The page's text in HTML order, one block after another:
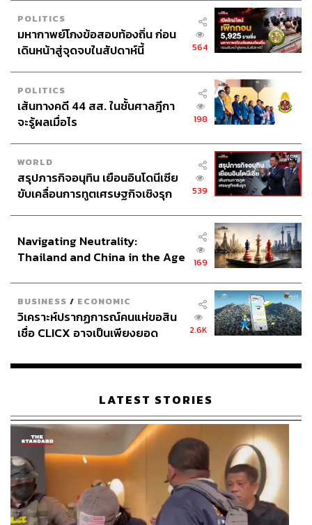
ด้วยเหตุนี้ ทักษะในศตวรรษที่ 21 จึงพูดถึงทักษะ ​4 ด้าน ได้แก่
Life Skill:ทักษะ​การใช้ชีวิต​ หรือศิลปะการใช้ชีวิต​ (art
of living)
Learning Skill:ทักษะการเรียนรู้ปรับตัว​
Innovation and Creation Skill:
ทักษาการสร้าง​
Job Skill: ทักษะการทำงาน​​เลี้ยงตัวเองได้​
ทำไมทักษะ 4 ด้านนี้ถึงสำคัญ พูดอย่างรวบรัดคือ…
โลกยิ่ง​เปลี่ยนเร็วเท่าไร = เรายิ่งต้องสร้างทักษะ​การเรียนรู้
ให้เร็ว​ขึ้น​โดยการใช้เทคโนโลยีมาช่วย​
​สูง​ = เรายิ่ง​ต้องสร้างทักษะการ
ปรับตัวเพื่อรับความผันแปรและความเสี่ยง​
โลกยิ่ง​มีความซับซ้อน​สูง​ = เรายิ่ง​ต้อง​มีที่ยืน​ สร้าง​จุดแข็งให้
กับ​ตัวเอง
โลกยิ่ง​มีความไม่ชัดเจน​ สูง​ = เรายิ่ง​ต้อง​สร้าง​ภาวะผู้นำ
การศึกษา​สมัยใหม่​จึง​เปรียบเสมือน​ตัวต่อเลโก้ เราเรียนรู้ว่า
เราอยากจะให้มัน​เป็น​
เราไม่จำเป็น​ต้อง​เก่ง​รู้ทุกอย่าง​ เราไม่จำเป็น​ต้อง​คำนวณเร็ว
กว่าคอมพิวเตอร์ เราไม่จำเป็นต้อง​จำรายละเอียดความจริง​
ได้ทั้ง​หมด​ แค่รู้ว่าสิ่ง​ต่าง​​ๆ​ ทำงาน​ด้วยกัน​อย่าง​ไรและ​มุ่ง​ที่จะ
สร้างคำตอบใหม่​​ๆ (New solution) และ​เป็น​คำตอบที่น่าพอใจ
(Accepted, satisfied answer) ได้อย่าง​ไร​
POLITICS
มหากาพย์โกงข้อสอบท้องถิ่น ก่อน
เดินหน้าสู่จุดจบในสัปดาห์นี้
564
POLITICS
เส้นทางคดี 44 สส. ในชั้นศาลฎีกา
จะรู้ผลเมื่อไร
198
WORLD
สรุปภารกิจอนุทิน เยือนอินโดนีเซีย
ขับเคลื่อนการทูตเศรษฐกิจเชิงรุก
539
Navigating Neutrality:
Thailand and China in the Age
169
BUSINESS / ECONOMIC
วิเคราะห์ปรากฏการณ์คนแห่ขอสิน
เชื่อ CLICX อาจเป็นเพียงยอด
เรือนไทยที่ถูกซุกไว้
2.6K
LATEST STORIES